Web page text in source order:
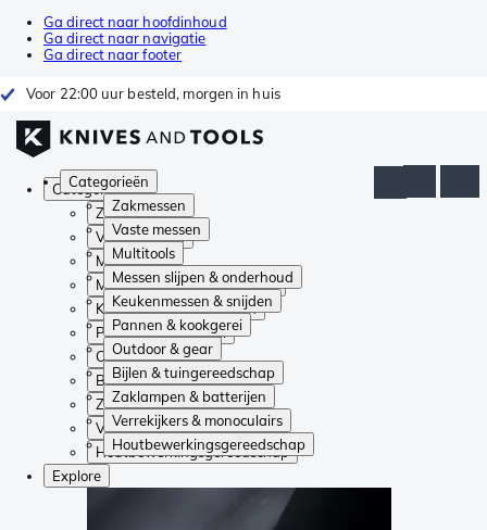
Ga direct naar hoofdinhoud
Ga direct naar navigatie
Ga direct naar footer
Voor 22:00 uur besteld, morgen in huis
Categorieën
Zakmessen
Vaste messen
Multitools
Messen slijpen & onderhoud
Keukenmessen & snijden
Pannen & kookgerei
Outdoor & gear
Bijlen & tuingereedschap
Zaklampen & batterijen
Verrekijkers & monoculairs
Houtbewerkingsgereedschap
Categorieën
Zakmessen
Vaste messen
Multitools
Messen slijpen & onderhoud
Keukenmessen & snijden
Pannen & kookgerei
Outdoor & gear
Bijlen & tuingereedschap
Zaklampen & batterijen
Verrekijkers & monoculairs
Houtbewerkingsgereedschap
Explore